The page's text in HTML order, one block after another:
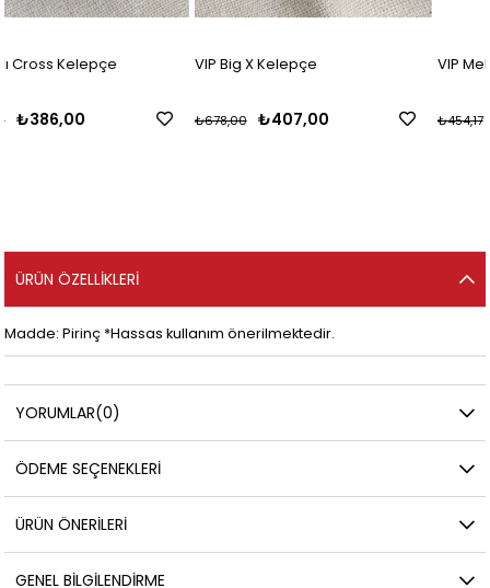
VIP Big X Kelepçe
₺407,00
₺678,00
VIP Mekik Kelepçe
₺454,17
ÜRÜN ÖZELLIKLERI
Madde: Pirinç *Hassas kullanım önerilmektedir.
YORUMLAR(0)
ÖDEME SEÇENEKLERI
ÜRÜN ÖNERILERI
GENEL BILGILENDIRME